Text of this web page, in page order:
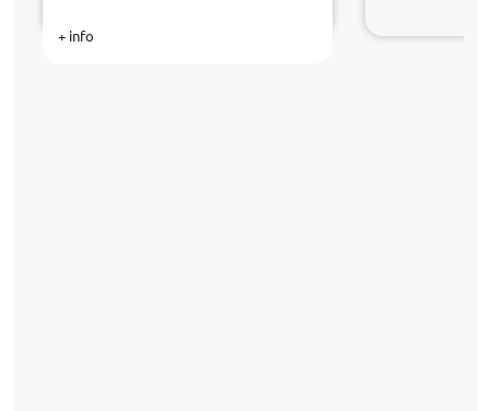
+ info